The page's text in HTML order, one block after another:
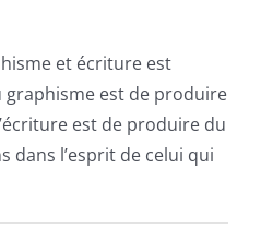
et écriture est
graphisme est de produire
est de produire du
dans l’esprit de celui qui